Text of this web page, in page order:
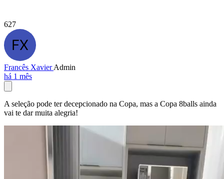
627
Francês XavierAdmin
há 1 mês
A seleção pode ter decepcionado na Copa, mas a Copa 8balls ainda
vai te dar muita alegria!